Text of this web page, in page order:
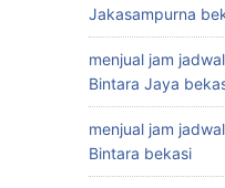
Jakasampurna
menjual jam
Bintara Jaya
menjual jam
Bintara bekasi